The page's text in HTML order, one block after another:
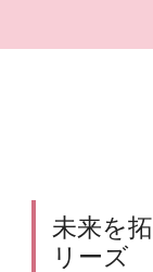
未来を
リーズ